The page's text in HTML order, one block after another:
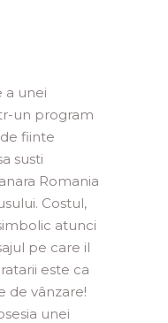
a unei
un program
fiinte
susti
Romania
Costul,
atunci
pe care il
este ca
de vânzare!
unei